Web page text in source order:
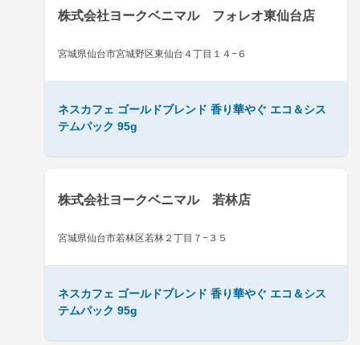
株式会社ヨークベニマル フォレオ東仙台店
宮城県仙台市宮城野区東仙台４丁目１４−６
ネスカフェ ゴールドブレンド 香り華やぐ エコ＆シス
テムパック 95g
株式会社ヨークベニマル 若林店
宮城県仙台市若林区若林２丁目７−３５
ネスカフェ ゴールドブレンド 香り華やぐ エコ＆シス
テムパック 95g